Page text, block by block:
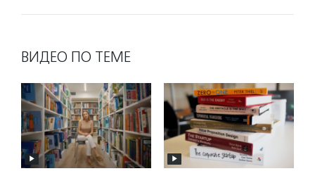
ВИДЕО ПО ТЕМЕ